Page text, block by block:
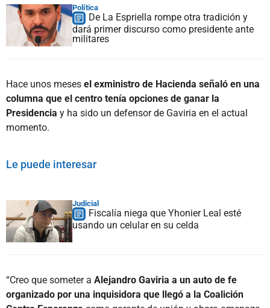
Política
De La Espriella rompe otra tradición y
dará primer discurso como presidente ante
militares
Hace unos meses el exministro de Hacienda señaló en una
columna que el centro tenía opciones de ganar la
Presidencia y ha sido un defensor de Gaviria en el actual
momento.
Le puede interesar
Judicial
Fiscalía niega que Yhonier Leal esté
usando un celular en su celda
“Creo que someter a Alejandro Gaviria a un auto de fe
organizado por una inquisidora que llegó a la Coalición